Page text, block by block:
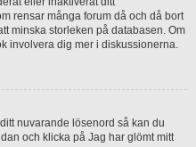
rensar många forum då och då bort
minska storleken på databasen. Om
involvera dig mer i diskussionerna.
nuvarande lösenord så kan du
och klicka på Jag har glömt mitt